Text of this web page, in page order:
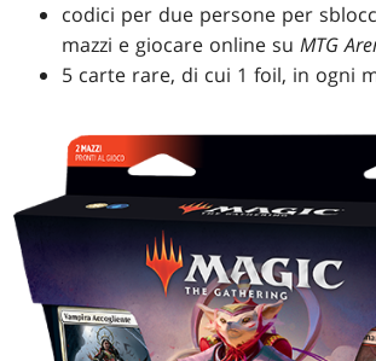
codici per due persone per
mazzi e giocare online suMTG
5 carte rare, di cui 1 foil, in ogni